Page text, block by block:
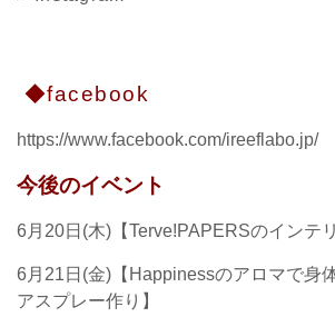
◆facebook
https://www.facebook.com/ireeflabo.jp/
今後のイベント
6月20日(木)【Terve!PAPERSのインテ
6月21日(金)【Happinessのアロマで身
アスプレー作り】